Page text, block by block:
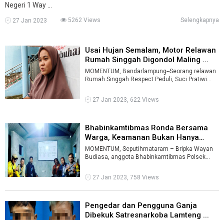
Negeri 1 Way ...
27 Jan 2023 5262 Views Selengkapnya
Usai Hujan Semalam, Motor Relawan
Rumah Singgah Digondol Maling ...
MOMENTUM, Bandarlampung--Seorang relawan
Rumah Singgah Respect Peduli, Suci Pratiwi
27 Jan 2023, 622 Views
Bhabinkamtibmas Ronda Bersama
Warga, Keamanan Bukan Hanya
Tanggun ...
MOMENTUM, Seputihmataram – Bripka Wayan
Budiasa, anggota Bhabinkamtibmas Polsek
...
27 Jan 2023, 758 Views
Pengedar dan Pengguna Ganja
Dibekuk Satresnarkoba Lamteng ...